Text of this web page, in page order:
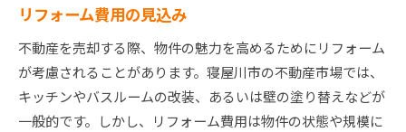
リフォーム費用の見込み
不動産を売却する際、物件の魅力を高めるためにリフォーム
が考慮されることがあります。寝屋川市の不動産市場では、
キッチンやバスルームの改装、あるいは壁の塗り替えなどが
一般的です。しかし、リフォーム費用は物件の状態や規模に